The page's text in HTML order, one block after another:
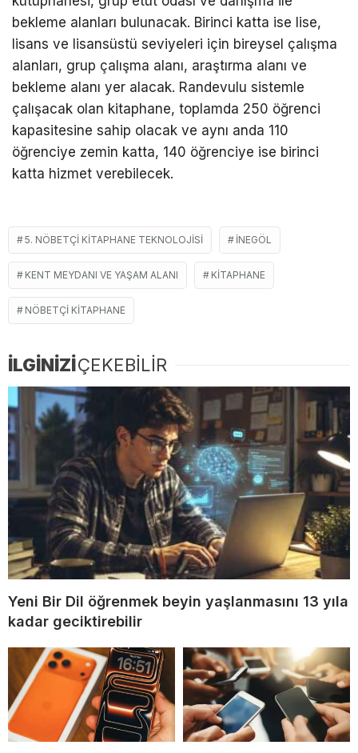
bekleme alanları bulunacak. Birinci katta ise lise,
lisans ve lisansüstü seviyeleri için bireysel çalışma
alanları, grup çalışma alanı, araştırma alanı ve
bekleme alanı yer alacak. Randevulu sistemle
çalışacak olan kitaphane, toplamda 250 öğrenci
kapasitesine sahip olacak ve aynı anda 110
öğrenciye zemin katta, 140 öğrenciye ise birinci
katta hizmet verebilecek.
5. NÖBETÇI KITAPHANE TEKNOLOJISI İNEGÖL
KENT MEYDANI VE YAŞAM ALANI KITAPHANE
NÖBETÇI KITAPHANE
İLGİNİZİÇEKEBİLİR
Yeni Bir Dil öğrenmek beyin yaşlanmasını 13 yıla
kadar geciktirebilir